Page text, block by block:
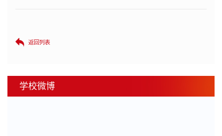
返回列表
学校微博